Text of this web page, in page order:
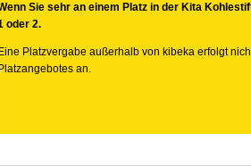
Sie sehr an einem Platz in der Kita
oder 2.
Eine Platzvergabe außerhalb von kibeka erfolgt
Platzangebotes an.